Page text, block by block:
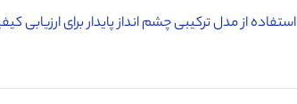
استفاده از مدل ترکیبی چشم انداز پایدار برای